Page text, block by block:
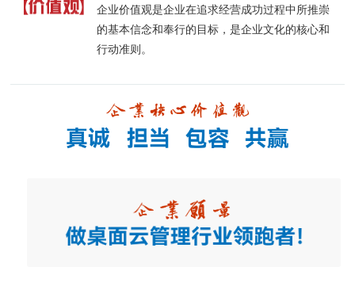
企业价值观是企业在追求经营成功过程中所推崇
的基本信念和奉行的目标，是企业文化的核心和
行动准则。